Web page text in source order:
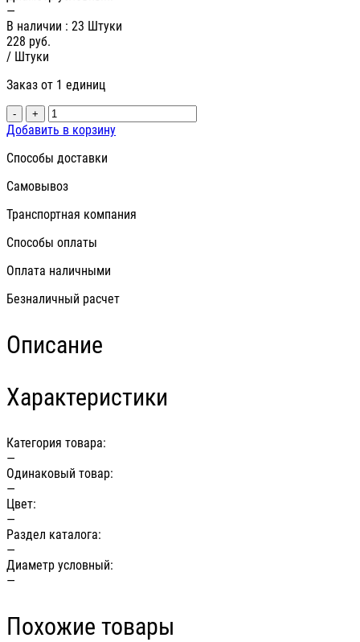
—
В наличии : 23 Штуки
228 руб.
/ Штуки
Заказ от 1 единиц
- +
Добавить в корзину
Способы доставки
Самовывоз
Транспортная компания
Способы оплаты
Оплата наличными
Безналичный расчет
Описание
Характеристики
Категория товара:
—
Одинаковый товар:
—
Цвет:
—
Раздел каталога:
—
Диаметр условный:
—
Похожие товары